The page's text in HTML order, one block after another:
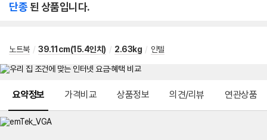
단종된 상품입니다.
노트북 / 39.11cm(15.4인치) / 2.63kg / 인텔
요약정보 가격비교 상품정보 의견/리뷰 연관상품